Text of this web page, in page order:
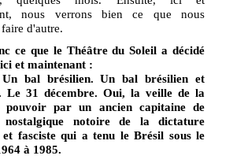
nous verrons bien ce que nous
d'autre.
ce que le Théâtre du Soleil a décidé
et maintenant :
bal brésilien. Un bal brésilien et
Le 31 décembre. Oui, la veille de la
pouvoir par un ancien capitaine de
nostalgique notoire de la dictature
fasciste qui a tenu le Brésil sous le
à 1985.